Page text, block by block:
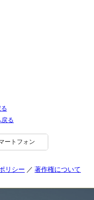
戻る
ートフォン
リシー 著作権について